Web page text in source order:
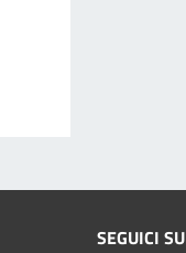
SEGUICI SU